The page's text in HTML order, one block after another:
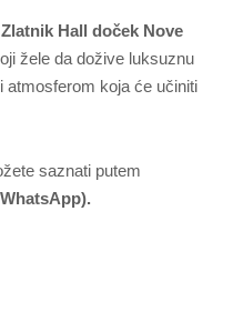
Zlatnik Hall doček Nove
žele da dožive luksuznu
atmosferom koja će učiniti
saznati putem